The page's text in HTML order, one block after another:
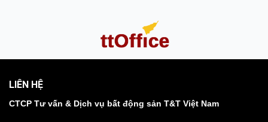
LIÊN HỆ
CTCP Tư vấn & Dịch vụ bất động sản T&T Việt Nam